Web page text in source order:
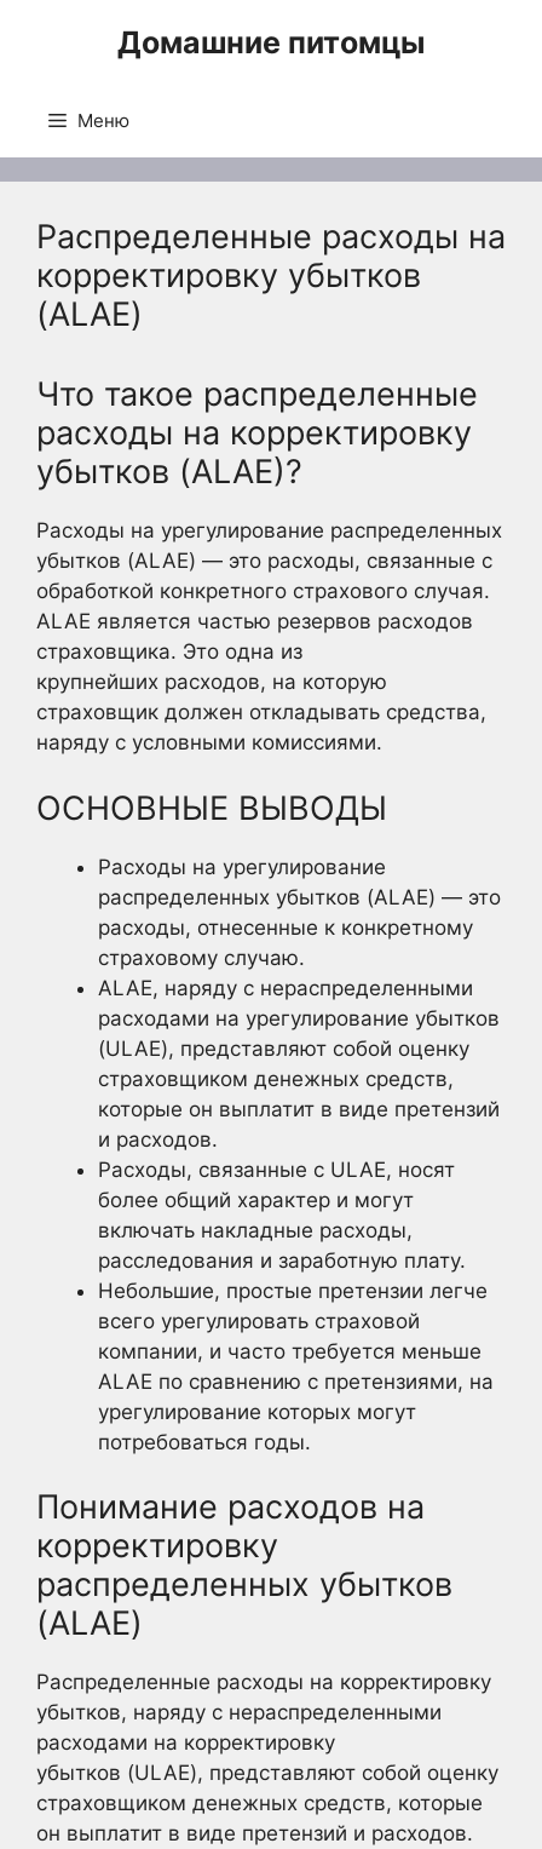
Домашние питомцы
Меню
Распределенные расходы на
корректировку убытков
(ALAE)
Что такое распределенные
расходы на корректировку
убытков (ALAE)?
Расходы на урегулирование распределенных
убытков (ALAE) — это расходы, связанные с
обработкой конкретного страхового случая.
ALAE является частью резервов расходов
страховщика. Это одна из
крупнейших расходов, на которую
страховщик должен откладывать средства,
наряду с условными комиссиями.
ОСНОВНЫЕ ВЫВОДЫ
Расходы на урегулирование
распределенных убытков (ALAE) — это
расходы, отнесенные к конкретному
страховому случаю.
ALAE, наряду с нераспределенными
расходами на урегулирование убытков
(ULAE), представляют собой оценку
страховщиком денежных средств,
которые он выплатит в виде претензий
и расходов.
Расходы, связанные с ULAE, носят
более общий характер и могут
включать накладные расходы,
расследования и заработную плату.
Небольшие, простые претензии легче
всего урегулировать страховой
компании, и часто требуется меньше
ALAE по сравнению с претензиями, на
урегулирование которых могут
потребоваться годы.
Понимание расходов на
корректировку
распределенных убытков
(ALAE)
Распределенные расходы на корректировку
убытков, наряду с нераспределенными
расходами на корректировку
убытков (ULAE), представляют собой оценку
страховщиком денежных средств, которые
он выплатит в виде претензий и расходов.